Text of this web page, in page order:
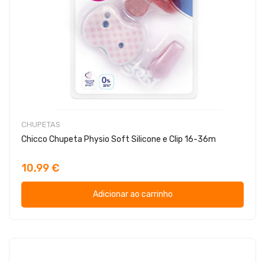
CHUPETAS
Chicco Chupeta Physio Soft Silicone e Clip 16-36m
10,99 €
Adicionar ao carrinho